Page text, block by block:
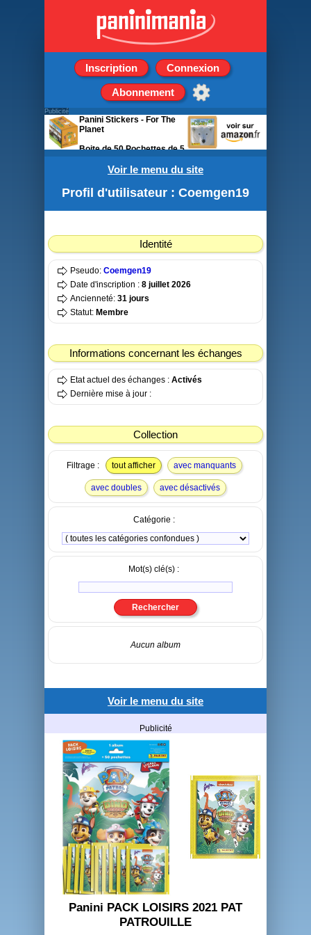
Inscription Connexion
Abonnement
Voir le menu du site
Profil d'utilisateur : Coemgen19
Identité
Pseudo: Coemgen19
Date d'inscription : 8 juillet 2026
Ancienneté: 31 jours
Statut: Membre
Informations concernant les échanges
Etat actuel des échanges : Activés
Dernière mise à jour :
Collection
Filtrage : tout afficher avec manquants
avec doubles avec désactivés
Catégorie :
Mot(s) clé(s) :
Aucun album
Voir le menu du site
Publicité
Panini PACK LOISIRS 2021 PAT
PATROUILLE
Publicité
Panini Stickers - For The
Planet
Boite de 50 Pochettes de 5
stickers